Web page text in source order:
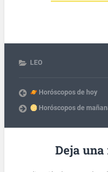
LEO
Horóscopos de hoy
Horóscopos de
Deja